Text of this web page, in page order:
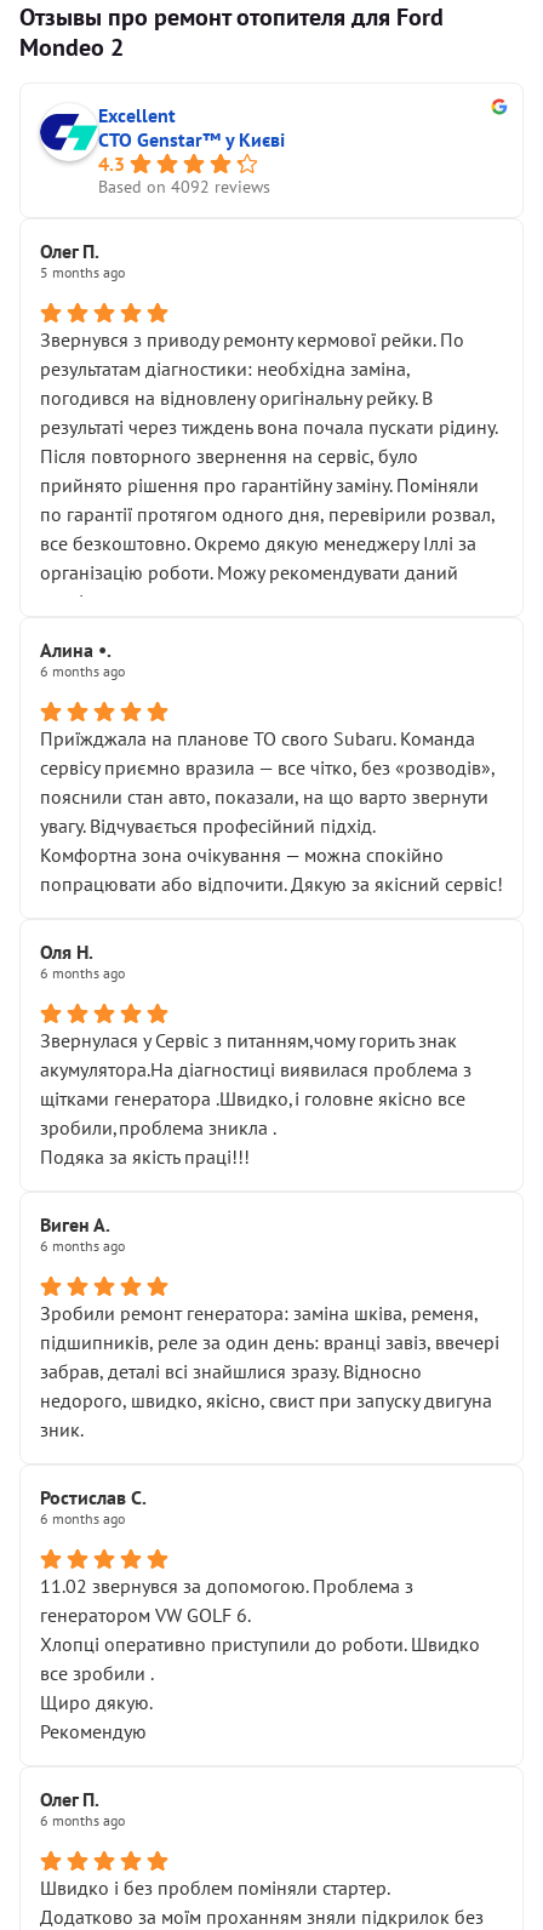
Отзывы про ремонт отопителя для Ford
Mondeo 2
Excellent
СТО Genstar™ у Києві
4.3
Based on 4092 reviews
Олег П.
5 months ago
Звернувся з приводу ремонту кермової рейки. По
результатам діагностики: необхідна заміна,
погодився на відновлену оригінальну рейку. В
результаті через тиждень вона почала пускати рідину.
Після повторного звернення на сервіс, було
прийнято рішення про гарантійну заміну. Поміняли
по гарантії протягом одного дня, перевірили розвал,
все безкоштовно. Окремо дякую менеджеру Іллі за
організацію роботи. Можу рекомендувати даний
сервіс.
Алина •.
6 months ago
Приїжджала на планове ТО свого Subaru. Команда
сервісу приємно вразила — все чітко, без «розводів»,
пояснили стан авто, показали, на що варто звернути
увагу. Відчувається професійний підхід.
Комфортна зона очікування — можна спокійно
попрацювати або відпочити. Дякую за якісний сервіс!
Оля Н.
6 months ago
Звернулася у Сервіс з питанням,чому горить знак
акумулятора.На діагностиці виявилася проблема з
щітками генератора .Швидко,і головне якісно все
зробили,проблема зникла .
Подяка за якість праці!!!
Виген А.
6 months ago
Зробили ремонт генератора: заміна шківа, ременя,
підшипників, реле за один день: вранці завіз, ввечері
забрав, деталі всі знайшлися зразу. Відносно
недорого, швидко, якісно, свист при запуску двигуна
зник.
Ростислав С.
6 months ago
11.02 звернувся за допомогою. Проблема з
генератором VW GOLF 6.
Хлопці оперативно приступили до роботи. Швидко
все зробили .
Щиро дякую.
Рекомендую
Олег П.
6 months ago
Швидко і без проблем поміняли стартер.
Додатково за моїм проханням зняли підкрилок без